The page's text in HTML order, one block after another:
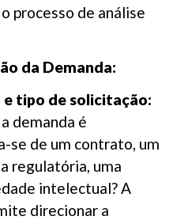
processo de análise
da Demanda:
tipo de solicitação:
demanda é
se de um contrato, um
regulatória, uma
intelectual? A
direcionar a